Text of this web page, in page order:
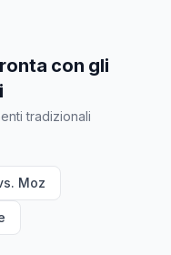
con gli
tradizionali
Moz